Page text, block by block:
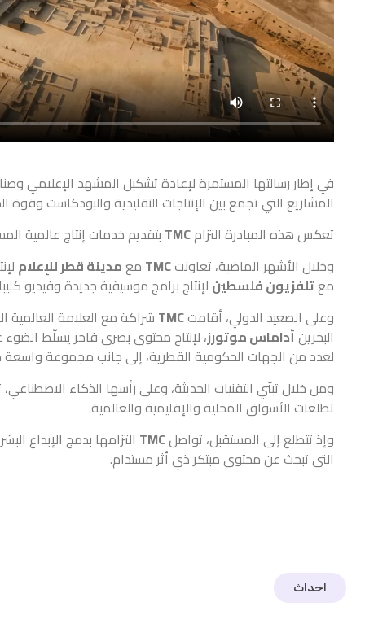
في إطار رسالتها المستمرة لإعادة تشكيل المشهد الإعلامي
المشاريع التي تجمع بين الإنتاجات التقليدية والبودكاست
تعكس هذه المبادرة التزامTMC بتقديم خدمات إنتاج عالمية
وخلال الأشهر الماضية، تعاونتTMC معمدينة قطر للإعلام
معتلفزيون فلسطين لإنتاج برامج موسيقية جديدة وفيديو
وعلى الصعيد الدولي، أقامتTMC شراكة مع العلامة العالمية
البحرينأداماس موتورز، لإنتاج محتوى بصري فاخر يسلّط
لعدد من الجهات الحكومية القطرية، إلى جانب مجموعة
ومن خلال تبنّي التقنيات الحديثة، وعلى رأسها الذكاء الاصطناعي،
تطلعات الأسواق المحلية والإقليمية والعالمية.
وإذ تتطلع إلى المستقبل، تواصلTMC التزامها بدمج الإبداع
التي تبحث عن محتوى مبتكر ذي أثر مستدام.
احداث